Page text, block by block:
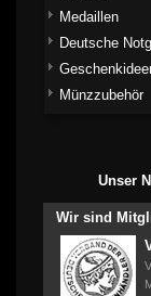
Medaillen
Deutsche
Münzzubehör
Unser
Wir sind